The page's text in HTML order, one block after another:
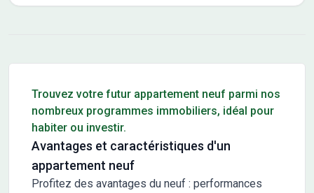
Trouvez votre futur appartement neuf parmi nos
nombreux programmes immobiliers, idéal pour
habiter ou investir.
Avantages et caractéristiques d'un
appartement neuf
Profitez des avantages du neuf : performances